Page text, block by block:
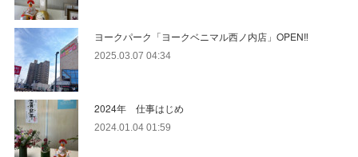
ヨークパーク「ヨークベニマル西ノ内店」OPEN‼
2025.03.07 04:34
2024年 仕事はじめ
2024.01.04 01:59